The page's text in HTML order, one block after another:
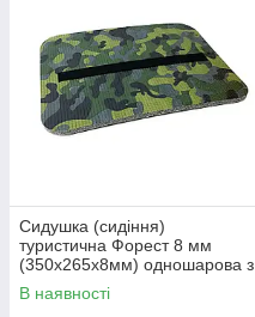
Сидушка (сидіння)
туристична Форест 8 мм
(350х265х8мм) одношарова з
покриттям
В наявності